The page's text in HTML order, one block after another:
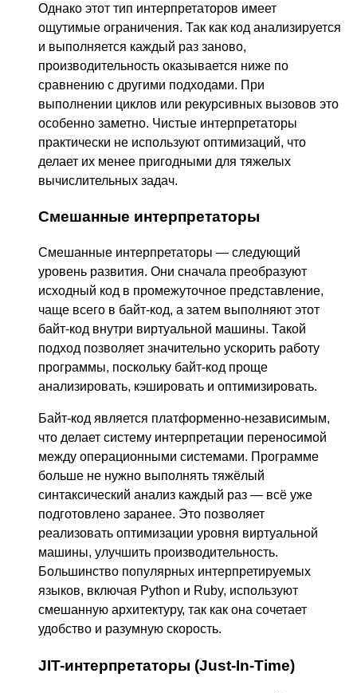
Однако этот тип интерпретаторов имеет
ощутимые ограничения. Так как код анализируется
и выполняется каждый раз заново,
производительность оказывается ниже по
сравнению с другими подходами. При
выполнении циклов или рекурсивных вызовов это
особенно заметно. Чистые интерпретаторы
практически не используют оптимизаций, что
делает их менее пригодными для тяжелых
вычислительных задач.
Смешанные интерпретаторы
Смешанные интерпретаторы — следующий
уровень развития. Они сначала преобразуют
исходный код в промежуточное представление,
чаще всего в байт-код, а затем выполняют этот
байт-код внутри виртуальной машины. Такой
подход позволяет значительно ускорить работу
программы, поскольку байт-код проще
анализировать, кэшировать и оптимизировать.
Байт-код является платформенно-независимым,
что делает систему интерпретации переносимой
между операционными системами. Программе
больше не нужно выполнять тяжёлый
синтаксический анализ каждый раз — всё уже
подготовлено заранее. Это позволяет
реализовать оптимизации уровня виртуальной
машины, улучшить производительность.
Большинство популярных интерпретируемых
языков, включая Python и Ruby, используют
смешанную архитектуру, так как она сочетает
удобство и разумную скорость.
JIT-интерпретаторы (Just-In-Time)